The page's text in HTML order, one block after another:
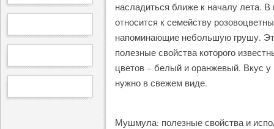
насладиться ближе к началу лета. В
относится к семейству
напоминающие небольшую грушу.
полезные свойства которого
цветов – белый и оранжевый. Вкус
нужно в свежем виде.
Мушмула: полезные свойства и